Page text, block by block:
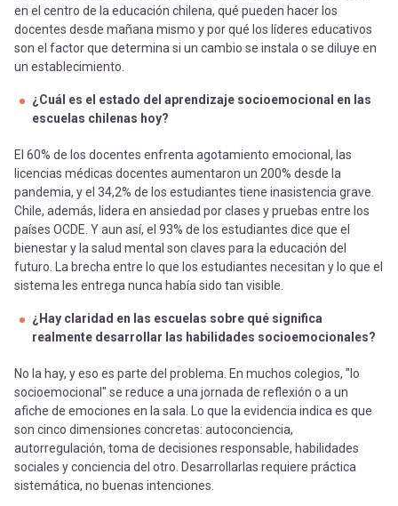
en el centro de la educación chilena, qué pueden hacer los
docentes desde mañana mismo y por qué los líderes educativos
son el factor que determina si un cambio se instala o se diluye en
un establecimiento.
¿Cuál es el estado del aprendizaje socioemocional en las
escuelas chilenas hoy?
El 60% de los docentes enfrenta agotamiento emocional, las
licencias médicas docentes aumentaron un 200% desde la
pandemia, y el 34,2% de los estudiantes tiene inasistencia grave.
Chile, además, lidera en ansiedad por clases y pruebas entre los
países OCDE. Y aun así, el 93% de los estudiantes dice que el
bienestar y la salud mental son claves para la educación del
futuro. La brecha entre lo que los estudiantes necesitan y lo que el
sistema les entrega nunca había sido tan visible.
¿Hay claridad en las escuelas sobre qué significa
realmente desarrollar las habilidades socioemocionales?
No la hay, y eso es parte del problema. En muchos colegios, "lo
socioemocional" se reduce a una jornada de reflexión o a un
afiche de emociones en la sala. Lo que la evidencia indica es que
son cinco dimensiones concretas: autoconciencia,
autorregulación, toma de decisiones responsable, habilidades
sociales y conciencia del otro. Desarrollarlas requiere práctica
sistemática, no buenas intenciones.